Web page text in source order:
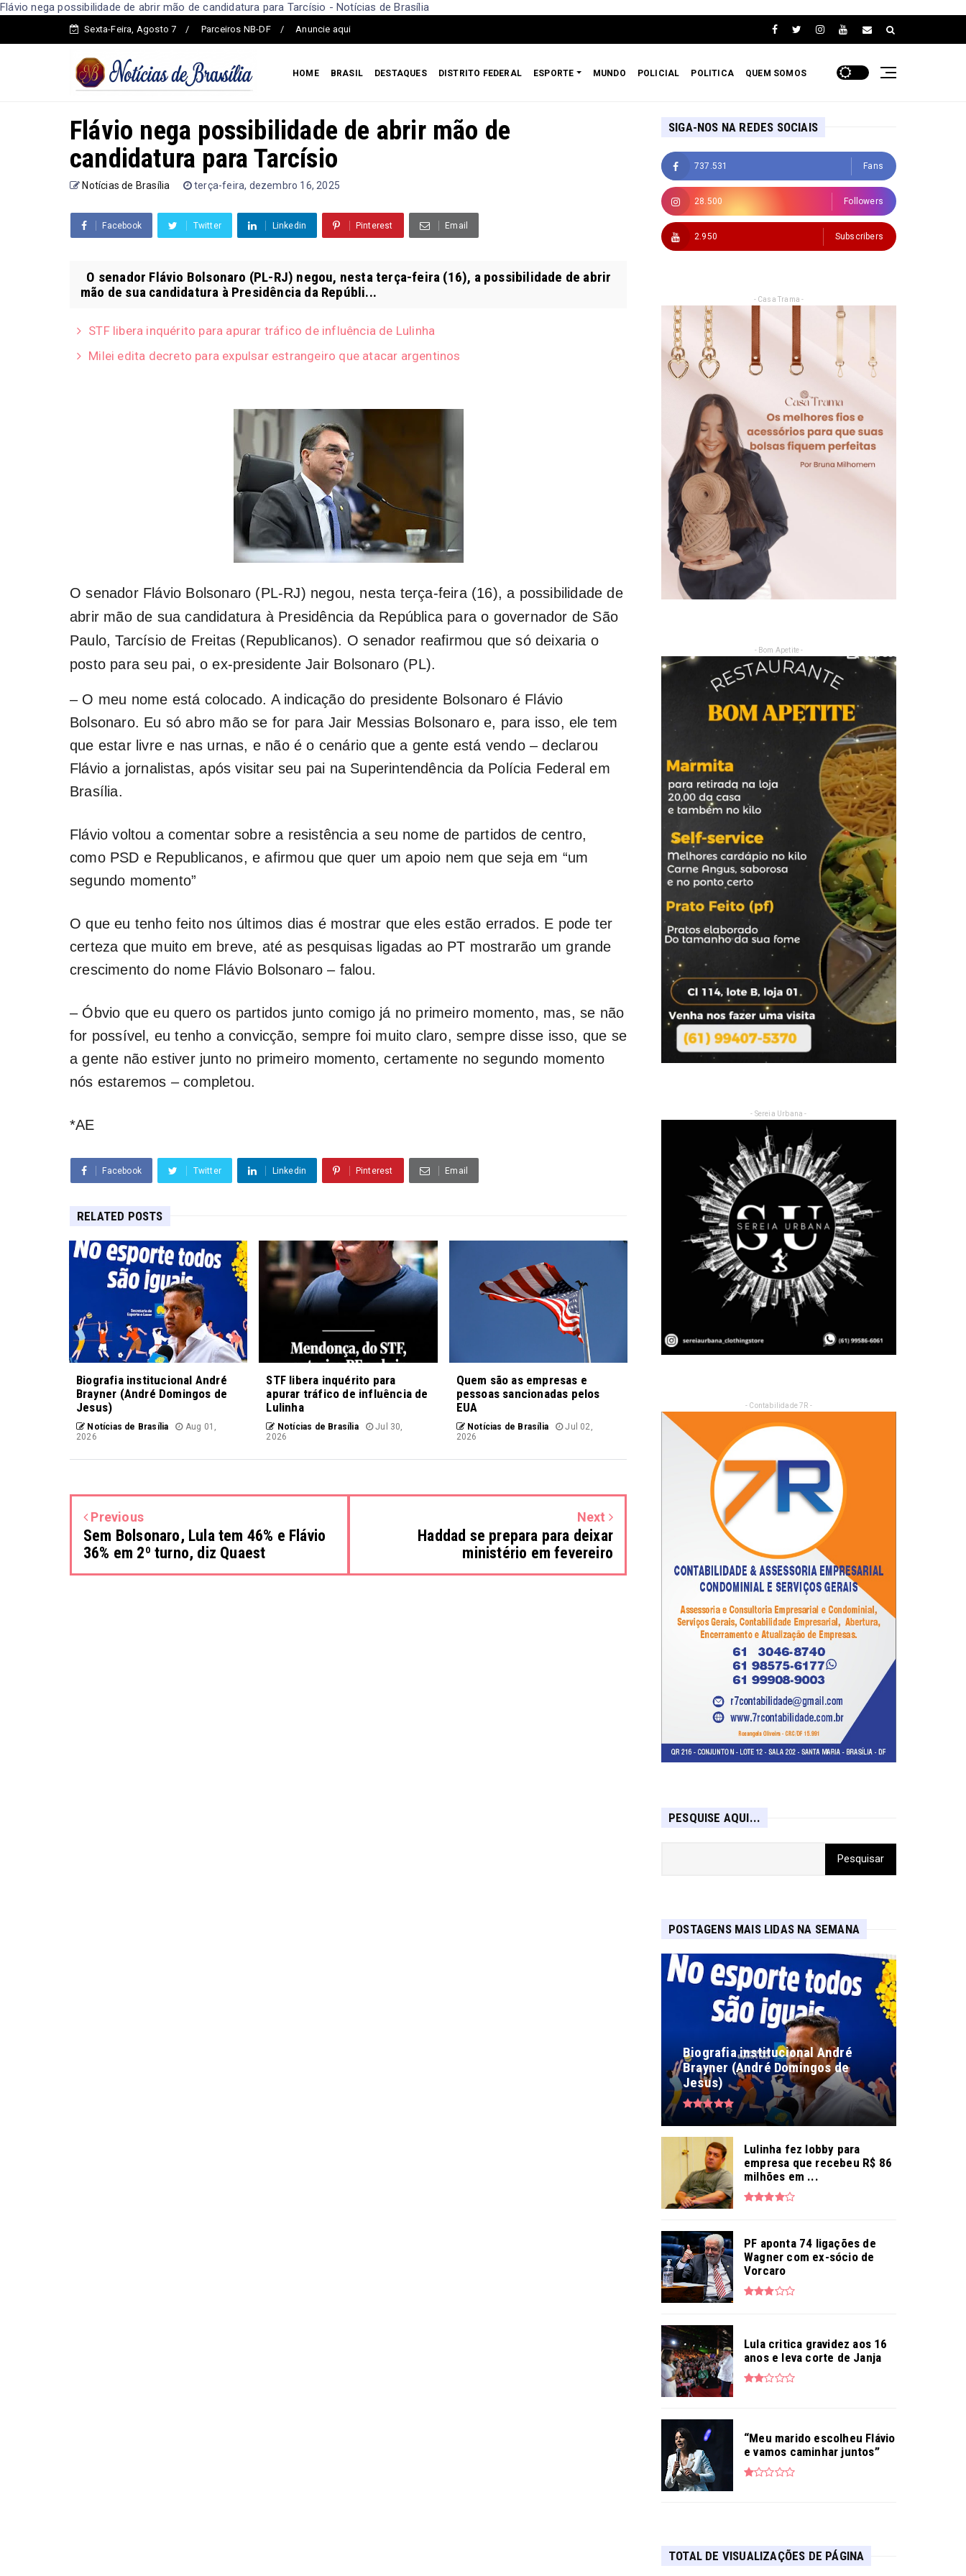
Flávio nega possibilidade de abrir mão de candidatura para Tarcísio - Notícias de Brasília
Sexta-Feira, Agosto 7 Parceiros NB-DF Anuncie aqui
HOME BRASIL DESTAQUES DISTRITO FEDERAL ESPORTE MUNDO POLICIAL POLITICA QUEM SOMOS
Flávio nega possibilidade de abrir mão de
candidatura para Tarcísio
Notícias de Brasília terça-feira, dezembro 16, 2025
Facebook Twitter Linkedin Pinterest Email
O senador Flávio Bolsonaro (PL-RJ) negou, nesta terça-feira (16), a possibilidade de abrir
mão de sua candidatura à Presidência da Repúbli...
STF libera inquérito para apurar tráfico de influência de Lulinha
Milei edita decreto para expulsar estrangeiro que atacar argentinos
O senador Flávio Bolsonaro (PL-RJ) negou, nesta terça-feira (16), a possibilidade de
abrir mão de sua candidatura à Presidência da República para o governador de São
Paulo, Tarcísio de Freitas (Republicanos). O senador reafirmou que só deixaria o
posto para seu pai, o ex-presidente Jair Bolsonaro (PL).
– O meu nome está colocado. A indicação do presidente Bolsonaro é Flávio
Bolsonaro. Eu só abro mão se for para Jair Messias Bolsonaro e, para isso, ele tem
que estar livre e nas urnas, e não é o cenário que a gente está vendo – declarou
Flávio a jornalistas, após visitar seu pai na Superintendência da Polícia Federal em
Brasília.
Flávio voltou a comentar sobre a resistência a seu nome de partidos de centro,
como PSD e Republicanos, e afirmou que quer um apoio nem que seja em “um
segundo momento”
O que eu tenho feito nos últimos dias é mostrar que eles estão errados. E pode ter
certeza que muito em breve, até as pesquisas ligadas ao PT mostrarão um grande
crescimento do nome Flávio Bolsonaro – falou.
– Óbvio que eu quero os partidos junto comigo já no primeiro momento, mas, se não
for possível, eu tenho a convicção, sempre foi muito claro, sempre disse isso, que se
a gente não estiver junto no primeiro momento, certamente no segundo momento
nós estaremos – completou.
*AE
Facebook Twitter Linkedin Pinterest Email
RELATED POSTS
Biografia institucional André
Brayner (André Domingos de
Jesus)
Notícias de Brasília
Aug 01,
2026
STF libera inquérito para
apurar tráfico de influência de
Lulinha
Notícias de Brasília
Jul 30,
2026
Quem são as empresas e
pessoas sancionadas pelos
EUA
Notícias de Brasília
Jul 02,
2026
Previous
Sem Bolsonaro, Lula tem 46% e Flávio
36% em 2º turno, diz Quaest
Next
Haddad se prepara para deixar
ministério em fevereiro
SIGA-NOS NA REDES SOCIAIS
737.531 Fans
28.500 Followers
2.950 Subscribers
- Casa Trama -
- Bom Apetite -
- Sereia Urbana -
- Contabilidade 7R -
PESQUISE AQUI...
POSTAGENS MAIS LIDAS NA SEMANA
Biografia institucional André
Brayner (André Domingos de
Jesus)
Lulinha fez lobby para
empresa que recebeu R$ 86
milhões em ...
PF aponta 74 ligações de
Wagner com ex-sócio de
Vorcaro
Lula critica gravidez aos 16
anos e leva corte de Janja
“Meu marido escolheu Flávio
e vamos caminhar juntos”
TOTAL DE VISUALIZAÇÕES DE PÁGINA